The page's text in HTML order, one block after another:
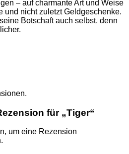
– auf charmante Art und Weise
und nicht zuletzt Geldgeschenke.
Botschaft auch selbst, denn
für „Tiger“
um eine Rezension